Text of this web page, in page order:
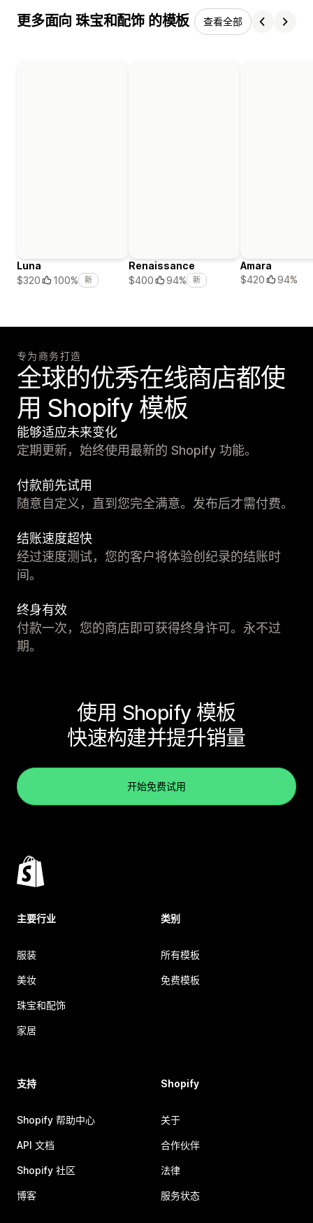
更多面向 珠宝和配饰 的模板 查看全部
Luna
$320
100% 新
Renaissance
$400
94% 新
Amara
$420
94%
专为商务打造
全球的优秀在线商店都使
用 Shopify 模板
能够适应未来变化
定期更新，始终使用最新的 Shopify 功能。
付款前先试用
随意自定义，直到您完全满意。发布后才需付费。
结账速度超快
经过速度测试，您的客户将体验创纪录的结账时
间。
终身有效
付款一次，您的商店即可获得终身许可。永不过
期。
使用 Shopify 模板
快速构建并提升销量
开始免费试用
主要行业
服装
美妆
珠宝和配饰
家居
类别
所有模板
免费模板
支持
Shopify 帮助中心
API 文档
Shopify 社区
博客
Shopify
关于
合作伙伴
法律
服务状态